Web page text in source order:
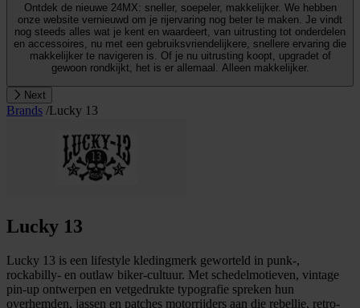
Ontdek de nieuwe 24MX: sneller, soepeler, makkelijker. We hebben
onze website vernieuwd om je rijervaring nog beter te maken. Je vindt
nog steeds alles wat je kent en waardeert, van uitrusting tot onderdelen
en accessoires, nu met een gebruiksvriendelijkere, snellere ervaring die
makkelijker te navigeren is. Of je nu uitrusting koopt, upgradet of
gewoon rondkijkt, het is er allemaal. Alleen makkelijker.
Next
Brands /Lucky 13
Lucky 13
Lucky 13 is een lifestyle kledingmerk geworteld in punk-,
rockabilly- en outlaw biker-cultuur. Met schedelmotieven, vintage
pin-up ontwerpen en vetgedrukte typografie spreken hun
overhemden, jassen en patches motorrijders aan die rebellie, retro-